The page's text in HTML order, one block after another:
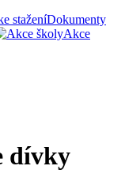
Dokumenty
Akce
dívky